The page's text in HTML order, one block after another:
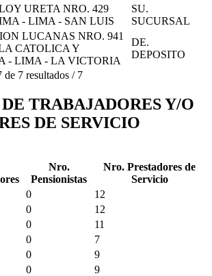
URETA NRO. 429
- LIMA - SAN LUIS
SU.
SUCURSAL
LUCANAS NRO. 941
CATOLICA Y
- LIMA - LA VICTORIA
DE.
DEPOSITO
de 7 resultados / 7
TRABAJADORES Y/O
DE SERVICIO
Nro.
Pensionistas
Nro. Prestadores de
Servicio
0
12
0
12
0
11
0
7
0
9
0
9